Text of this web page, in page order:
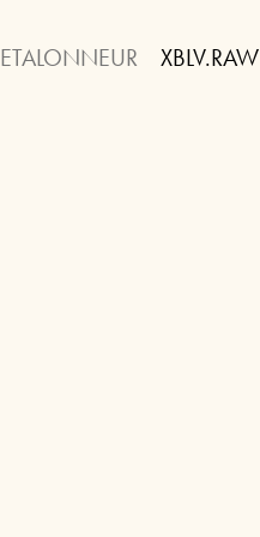
ETALONNEUR XBLV.RAW